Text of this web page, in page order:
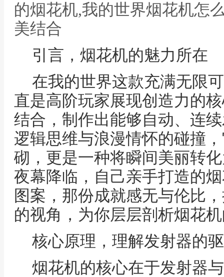
的烟花机,我的世界烟花机怎
美结合
引言，烟花机的魅力所在
在我的世界这款充满无限
直是高阶玩家展现创造力的
结合，制作出能够自动、连
逻辑思维与浪漫情怀的碰撞
砌，更是一种将瞬间美丽转
夜幕降临，自己亲手打造的
图案，那份成就感无与伦比
的视角，为你层层剖析烟花
核心原理，理解发射器的
烟花机的核心在于发射器